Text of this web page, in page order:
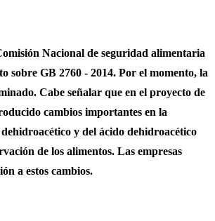
Nacional de seguridad alimentaria
sobre GB 2760 - 2014. Por el momento, la
Cabe señalar que en el proyecto de
cambios importantes en la
y del ácido dehidroacético
de los alimentos. Las empresas
a estos cambios.